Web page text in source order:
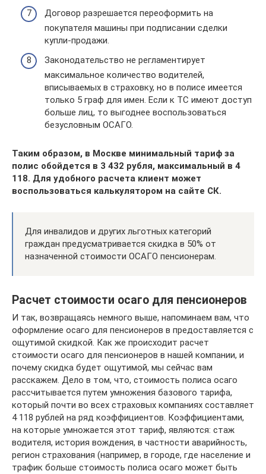
Договор разрешается переоформить на
покупателя машины при подписании сделки
купли-продажи.
Законодательство не регламентирует
максимальное количество водителей,
вписываемых в страховку, но в полисе имеется
только 5 граф для имен. Если к ТС имеют доступ
больше лиц, то выгоднее воспользоваться
безусловным ОСАГО.
Таким образом, в Москве минимальный тариф за
полис обойдется в 3 432 рубля, максимальный в 4
118. Для удобного расчета клиент может
воспользоваться калькулятором на сайте СК.
Для инвалидов и других льготных категорий
граждан предусматривается скидка в 50% от
назначенной стоимости ОСАГО пенсионерам.
Расчет стоимости осаго для пенсионеров
И так, возвращаясь немного выше, напоминаем вам, что
оформление осаго для пенсионеров в предоставляется с
ощутимой скидкой. Как же происходит расчет
стоимости осаго для пенсионеров в нашей компании, и
почему скидка будет ощутимой, мы сейчас вам
расскажем. Дело в том, что, стоимость полиса осаго
рассчитывается путем умножения базового тарифа,
который почти во всех страховых компаниях составляет
4 118 рублей на ряд коэффициентов. Коэффициентами,
на которые умножается этот тариф, являются: стаж
водителя, история вождения, в частности аварийность,
регион страхования (например, в городе, где население и
трафик больше стоимость полиса осаго может быть